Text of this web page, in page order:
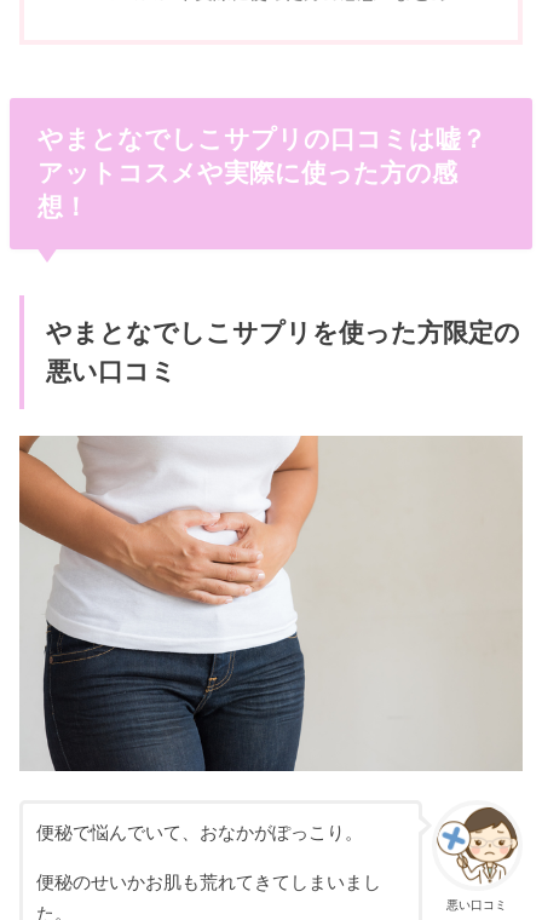
やまとなでしこサプリの口コミは嘘？
アットコスメや実際に使った方の感
想！
やまとなでしこサプリを使った方限定の
悪い口コミ
悪い口コミ
便秘で悩んでいて、おなかがぽっこり。
便秘のせいかお肌も荒れてきてしまいまし
た。